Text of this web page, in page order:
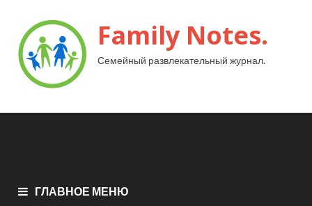
Family Notes.
Семейный развлекательный журнал.
ГЛАВНОЕ МЕНЮ